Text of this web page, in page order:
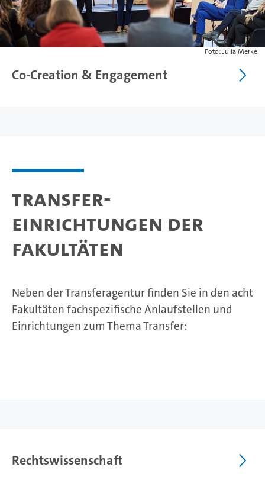
Foto: Julia Merkel
Co-Creation & Engagement
Transfer-
Einrichtungen der
Fakultäten
Neben der Transferagentur finden Sie in den acht
Fakultäten fachspezifische Anlaufstellen und
Einrichtungen zum Thema Transfer:
Rechtswissenschaft